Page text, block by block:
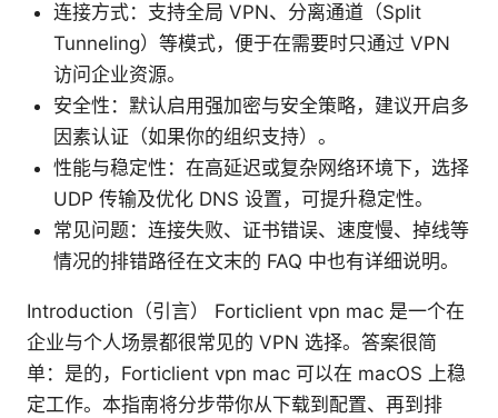
连接方式：支持全局 VPN、分离通道（Split
Tunneling）等模式，便于在需要时只通过 VPN
访问企业资源。
安全性：默认启用强加密与安全策略，建议开启多
因素认证（如果你的组织支持）。
性能与稳定性：在高延迟或复杂网络环境下，选择
UDP 传输及优化 DNS 设置，可提升稳定性。
常见问题：连接失败、证书错误、速度慢、掉线等
情况的排错路径在文末的 FAQ 中也有详细说明。
Introduction（引言） Forticlient vpn mac 是一个在
企业与个人场景都很常见的 VPN 选择。答案很简
单：是的，Forticlient vpn mac 可以在 macOS 上稳
定工作。本指南将分步带你从下载到配置、再到排